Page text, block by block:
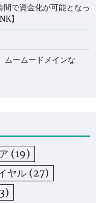
で資金化が可能となっ
】
ムームードメインな
(19)
ヤル (27)